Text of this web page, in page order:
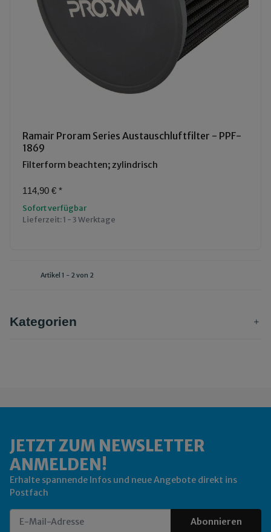
Ramair Proram Series Austauschluftfilter - PPF-
1869
Filterform beachten; zylindrisch
114,90 € *
Sofort verfügbar
Lieferzeit:1 - 3 Werktage
Artikel 1 - 2 von 2
Kategorien
JETZT ZUM NEWSLETTER
ANMELDEN!
Erhalte spannende Infos und neue Angebote direkt ins
Postfach
Abonnieren